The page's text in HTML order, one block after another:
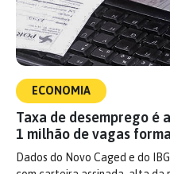
ECONOMIA
Taxa de desemprego é
1 milhão de vagas
Dados do Novo Caged e do